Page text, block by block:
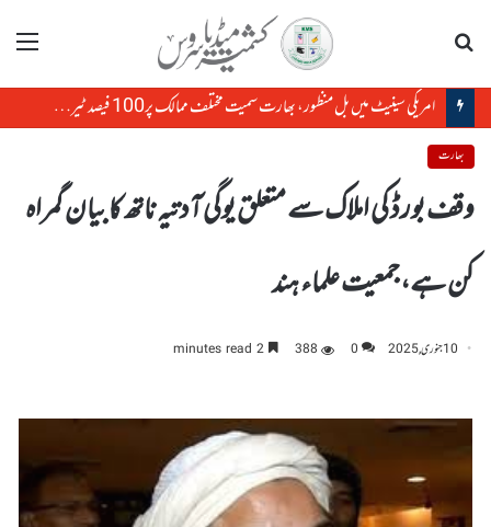
مینو
امریکی سینیٹ میں بل منظور، بھارت سمیت مختلف ممالک پر100 فیصد ٹیرف لگنے کی راہ ہموار
بھارت
وقف بورڈ کی املاک سے متعلق یوگی آدتیہ ناتھ کا بیان گمراہ
کن ہے،جمعیت علماء ہند
10 جنوری, 2025 0
388